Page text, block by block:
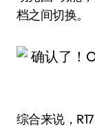
档之间切换。
综合来说，